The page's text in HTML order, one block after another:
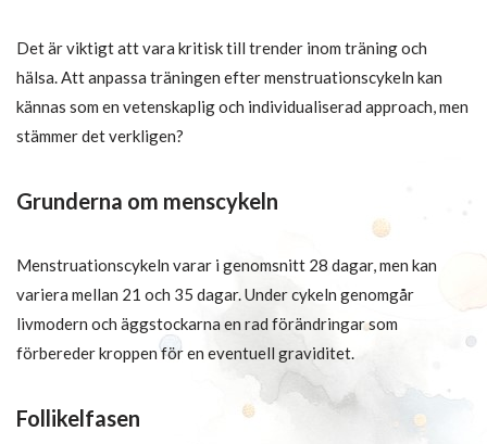
Det är viktigt att vara kritisk till trender inom träning och
hälsa. Att anpassa träningen efter menstruationscykeln kan
kännas som en vetenskaplig och individualiserad approach, men
stämmer det verkligen?
Grunderna om menscykeln
Menstruationscykeln varar i genomsnitt 28 dagar, men kan
variera mellan 21 och 35 dagar. Under cykeln genomgår
livmodern och äggstockarna en rad förändringar som
förbereder kroppen för en eventuell graviditet.
Follikelfasen